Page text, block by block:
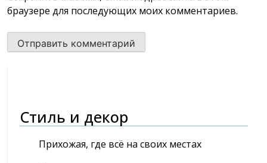
браузере для последующих моих комментариев.
Стиль и декор
Прихожая, где всё на своих местах